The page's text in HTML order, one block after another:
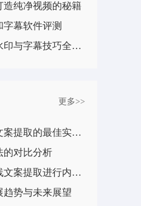
造纯净视频的秘籍
字幕软件评测
从新手到高手：视频去水印与字幕技巧全攻略
更多>>
文案创作者必看：在线文案提取的最佳实践分享
的对比分析
从零开始：如何利用在线文案提取进行内容创作
趋势与未来展望